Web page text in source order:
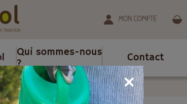
Mon compte
Qui sommes-nous
?
Contact
pétards pour détaupeur